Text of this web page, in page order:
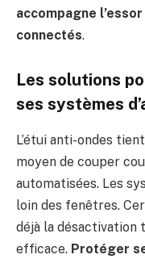
accompagne
connectés.
Les solutions
ses systèmes
L’étui anti-ondes
moyen de couper
automatisées. Les
loin des fenêtres.
déjà la désactivation
efficace. Protéger